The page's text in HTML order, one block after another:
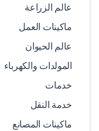
عالم الزراعة
ماكينات العمل
عالم الحيوان
المولدات والكهرباء
خدمات
خدمة النقل
ماكينات المصانع